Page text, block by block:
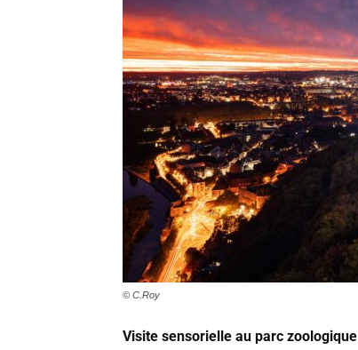
© C.Roy
Visite sensorielle au parc zoologique